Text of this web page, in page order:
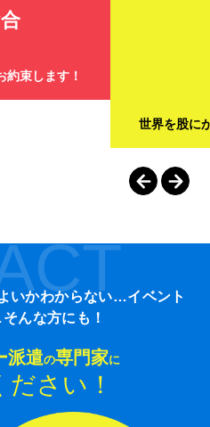
約束します！
世界を股に
いかわからない…イベント
んな方にも！
派遣の専門家に
さい！